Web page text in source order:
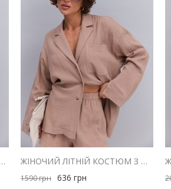
ЖІНОЧИЙ ЛІТНІЙ КОСТЮМ ЗІ СПІДНИЦЕЮ І ТОПОМ ШОКОЛАДНИЙ В СМУЖКУ ЖІНОЧИЙ ЛІТНІЙ КОСТЮМ З ШОРТАМИ ТА СОРОЧКОЮ З МУСЛІНУ ШОКОЛАДНИЙ
1590грн 636 грн